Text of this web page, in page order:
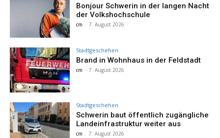
Bonjour Schwerin in der langen Nacht
der Volkshochschule
cm - 7. August 2026
Stadtgeschehen
Brand in Wohnhaus in der Feldstadt
cm - 7. August 2026
Stadtgeschehen
Schwerin baut öffentlich zugängliche
Landeinfrastruktur weiter aus
cm - 7. August 2026